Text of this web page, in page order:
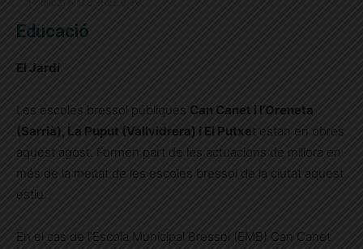
Educació
El Jardí
Les escoles bressol públiques Can Canet i l’Oreneta
(Sarrià), La Puput (Vallvidrera) i El Putxe t estan en obres
aquest agost. Formen part de les actuacions de millora en
més de la meitat de les escoles bressol de la ciutat aquest
estiu.
En el cas de l’Escola Municipal Bressol (EMB) Can Canet